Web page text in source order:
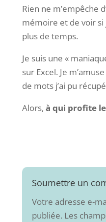
Rien ne m’empêche
mémoire et de voir
plus de temps.
Je suis une «
sur Excel. Je
de mots j’ai pu
Alors, à qui profite
Soumettre un
Votre adresse e-
publiée. Les